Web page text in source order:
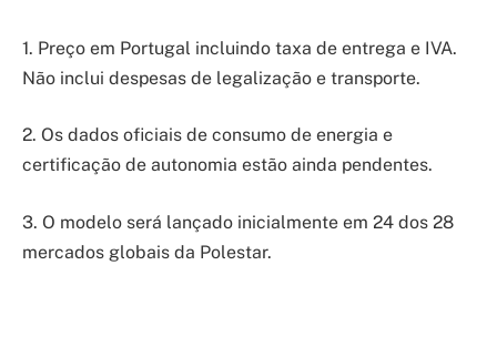
1. Preço em Portugal incluindo taxa de entrega e IVA.
Não inclui despesas de legalização e transporte.
2. Os dados oficiais de consumo de energia e
certificação de autonomia estão ainda pendentes.
3. O modelo será lançado inicialmente em 24 dos 28
mercados globais da Polestar.